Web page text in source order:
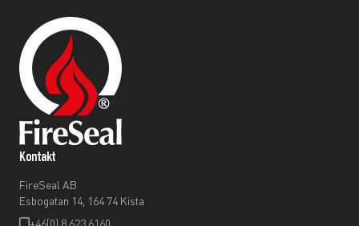
Kontakt
FireSeal AB
Esbogatan 14, 164 74 Kista